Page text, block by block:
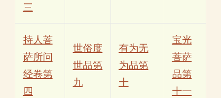
三
持人菩
萨所问
经卷第
四
世俗度
世品第
九
有为无
为品第
十
宝光
菩萨
品第
十一